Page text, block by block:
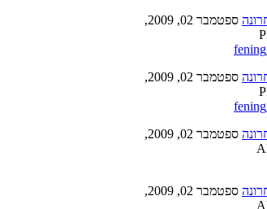
ספטמבר 02, 2009,
ספטמבר 02, 2009,
ספטמבר 02, 2009,
ספטמבר 02, 2009,